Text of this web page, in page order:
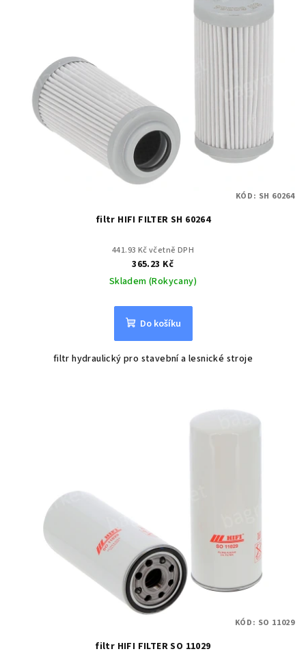
filtr HIFI FILTER SH 60264
441.93 Kč včetně DPH
365.23 Kč
Skladem (Rokycany)
Do košíku
filtr hydraulický pro stavební a lesnické stroje
KÓD: SH 60264
filtr HIFI FILTER SO 11029
KÓD: SO 11029